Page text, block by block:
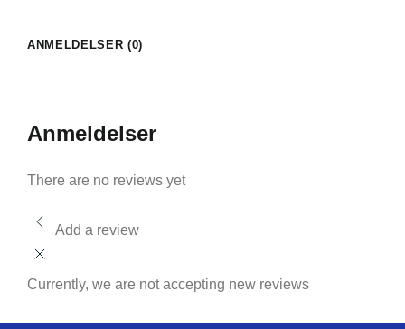
ANMELDELSER (0)
Anmeldelser
There are no reviews yet
Add a review
Currently, we are not accepting new reviews